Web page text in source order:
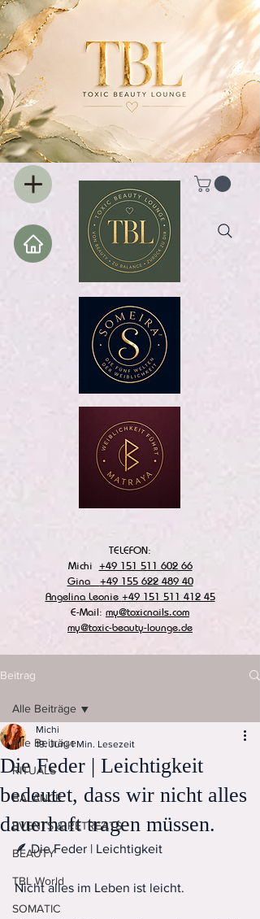
TELEFON:
Michi +49 151 511 602 66
Gina +49 155 622 489 40
Angelina Leonie +49 151 511 412 45
E-Mail: my@toxicnails.com
my@toxic-beauty-lounge.de
Beitrag
Alle Beiträge
RITUALS
BALANCE
EVENTS & RETREATS
BEAUTY
TBL World
SOMATIC
Alle Beiträge
Die Feder | Leichtigkeit
bedeutet, dass wir nicht alles
dauerhaft tragen müssen.
Michi
19. Juni 1 Min. Lesezeit
🪶 Die Feder | Leichtigkeit
Nicht alles im Leben ist leicht.